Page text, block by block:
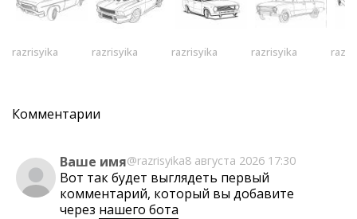
razrisyika razrisyika razrisyika razrisyika
Комментарии
Ваше имя@razrisyika8 августа 2026 17:30
Вот так будет выглядеть первый
комментарий, который вы добавите
через нашего бота